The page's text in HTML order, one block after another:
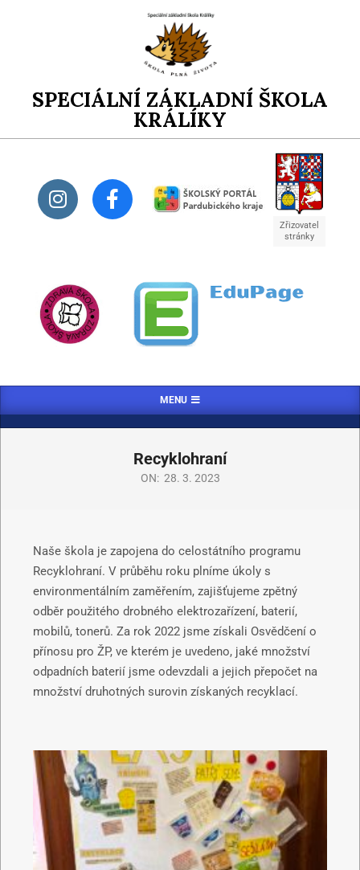
SPECIÁLNÍ ZÁKLADNÍ ŠKOLA
KRÁLÍKY
Zřizovatel
stránky
MENU
Recyklohraní
ON: 28. 3. 2023
Naše škola je zapojena do celostátního programu
Recyklohraní. V průběhu roku plníme úkoly s
environmentálním zaměřením, zajišťujeme zpětný
odběr použitého drobného elektrozařízení, baterií,
mobilů, tonerů. Za rok 2022 jsme získali Osvědčení o
přínosu pro ŽP, ve kterém je uvedeno, jaké množství
odpadních baterií jsme odevzdali a jejich přepočet na
množství druhotných surovin získaných recyklací.